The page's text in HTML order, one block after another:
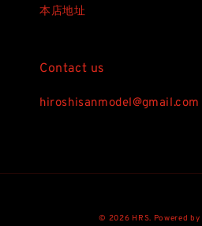
本店地址
Contact us
hiroshisanmodel@gmail.com
© 2026 HRS. Powered by